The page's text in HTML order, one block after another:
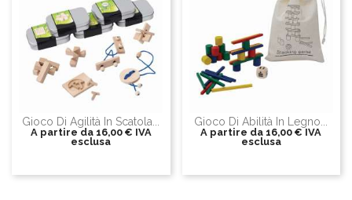
Gioco Di Agilità In Scatola...
A partire da 16,00 € IVA
esclusa
Gioco Di Abilità In Legno...
A partire da 16,00 € IVA
esclusa